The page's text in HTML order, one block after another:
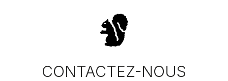
CONTACTEZ-NOUS